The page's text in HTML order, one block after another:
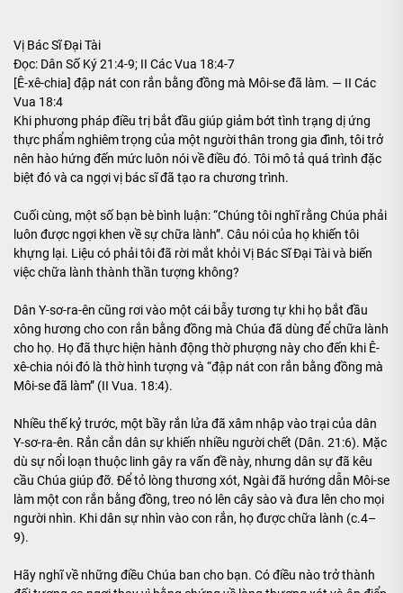
THRU
Vị Bác Sĩ Đại Tài
Đọc: Dân Số Ký 21:4-9; II Các Vua 18:4-7
[Ê-xê-chia] đập nát con rắn bằng đồng mà Môi-se đã làm. — II Các
Vua 18:4
Khi phương pháp điều trị bắt đầu giúp giảm bớt tình trạng dị ứng
thực phẩm nghiêm trọng của một người thân trong gia đình, tôi trở
nên hào hứng đến mức luôn nói về điều đó. Tôi mô tả quá trình đặc
biệt đó và ca ngợi vị bác sĩ đã tạo ra chương trình.
Cuối cùng, một số bạn bè bình luận: “Chúng tôi nghĩ rằng Chúa phải
luôn được ngợi khen về sự chữa lành”. Câu nói của họ khiến tôi
khựng lại. Liệu có phải tôi đã rời mắt khỏi Vị Bác Sĩ Đại Tài và biến
việc chữa lành thành thần tượng không?
Dân Y-sơ-ra-ên cũng rơi vào một cái bẫy tương tự khi họ bắt đầu
xông hương cho con rắn bằng đồng mà Chúa đã dùng để chữa lành
cho họ. Họ đã thực hiện hành động thờ phượng này cho đến khi Ê-
xê-chia nói đó là thờ hình tượng và “đập nát con rắn bằng đồng mà
Môi-se đã làm” (II Vua. 18:4).
Nhiều thế kỷ trước, một bầy rắn lửa đã xâm nhập vào trại của dân
Y-sơ-ra-ên. Rắn cắn dân sự khiến nhiều người chết (Dân. 21:6). Mặc
dù sự nổi loạn thuộc linh gây ra vấn đề này, nhưng dân sự đã kêu
cầu Chúa giúp đỡ. Để tỏ lòng thương xót, Ngài đã hướng dẫn Môi-se
làm một con rắn bằng đồng, treo nó lên cây sào và đưa lên cho mọi
người nhìn. Khi dân sự nhìn vào con rắn, họ được chữa lành (c.4–
9).
Hãy nghĩ về những điều Chúa ban cho bạn. Có điều nào trở thành